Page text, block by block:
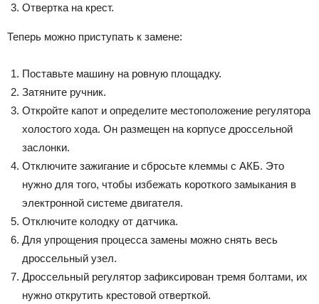
Отвертка на крест.
Теперь можно приступать к замене:
Поставьте машину на ровную площадку.
Затяните ручник.
Откройте капот и определите местоположение регулятора
холостого хода. Он размещен на корпусе дроссельной
заслонки.
Отключите зажигание и сбросьте клеммы с АКБ. Это
нужно для того, чтобы избежать короткого замыкания в
электронной системе двигателя.
Отключите колодку от датчика.
Для упрощения процесса замены можно снять весь
дроссельный узел.
Дроссельный регулятор зафиксирован тремя болтами, их
нужно открутить крестовой отверткой.